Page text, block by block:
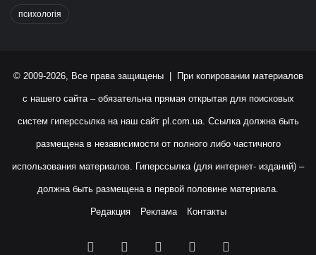
психологія
© 2009-2026, Все права защищены | При копировании материалов
с нашего сайта – обязательна прямая открытая для поисковых
систем гиперссылка на наш сайт pl.com.ua. Ссылка должна быть
размещена в независимости от полного либо частичного
использования материалов. Гиперссылка (для интернет- изданий) –
должна быть размещена в первой половине материала.
Редакция Реклама Контакты
Facebook YouTubeInstagram